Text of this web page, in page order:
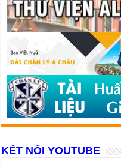
KẾT NỐI YOUTUBE